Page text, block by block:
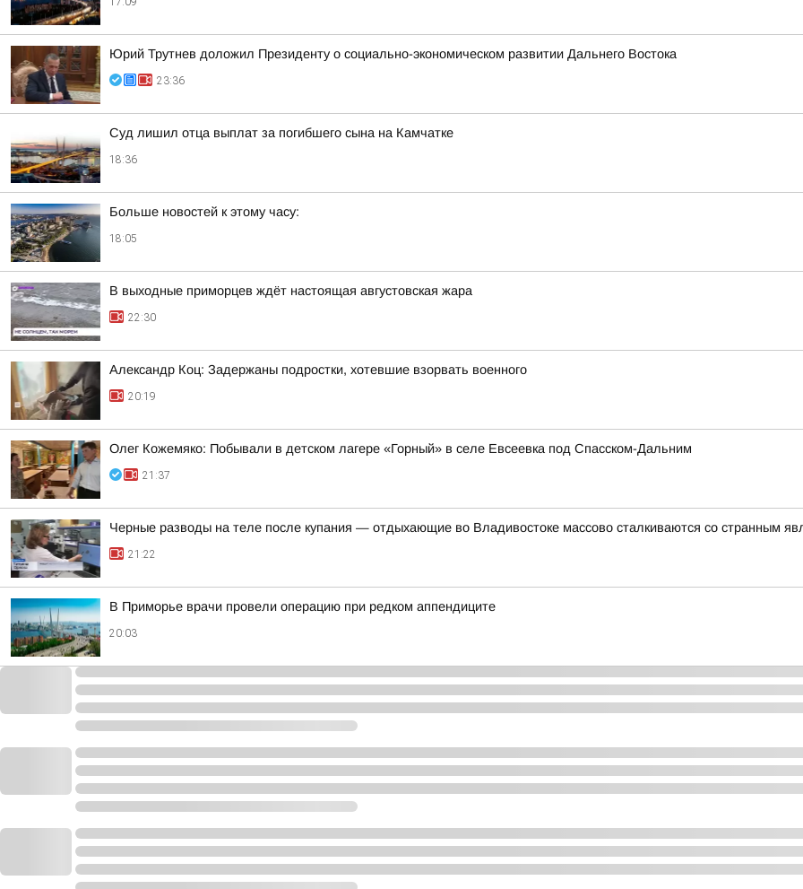
Юрий Трутнев доложил Президенту о социально-экономическом развитии Дальнего Востока
23:36
Суд лишил отца выплат за погибшего сына на Камчатке
18:36
Больше новостей к этому часу:
18:05
В выходные приморцев ждёт настоящая августовская жара
22:30
Александр Коц: Задержаны подростки, хотевшие взорвать военного
20:19
Олег Кожемяко: Побывали в детском лагере «Горный» в селе Евсеевка под Спасском-Дальним
21:37
Черные разводы на теле после купания — отдыхающие во Владивостоке массово сталкиваются со странным
21:22
В Приморье врачи провели операцию при редком аппендиците
20:03